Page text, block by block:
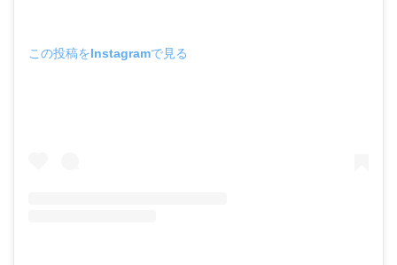
この投稿をInstagramで見る